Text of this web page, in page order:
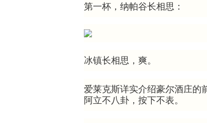
第一杯，纳帕谷长相思：
冰镇长相思，爽。
爱莱克斯详实介绍豪尔酒庄的
阿立不八卦，按下不表。